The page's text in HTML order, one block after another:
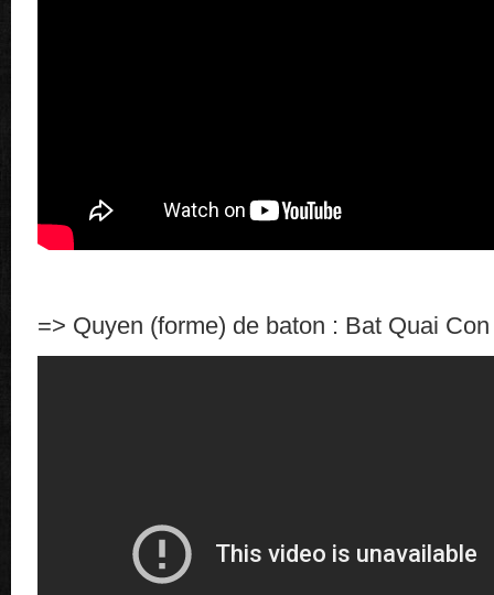
=> Quyen (forme) de baton : Bat Quai Con